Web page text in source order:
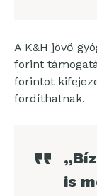
A K&H jövő
forint
forintot
fordíthatnak.
is